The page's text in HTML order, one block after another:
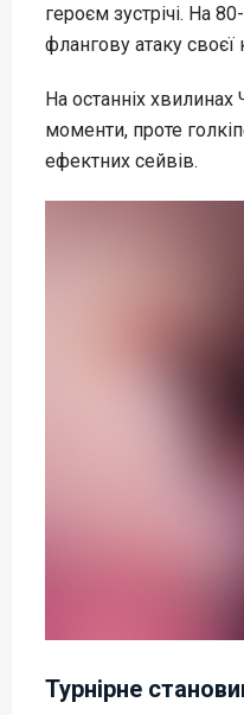
героєм зустрічі. На
флангову атаку
На останніх
моменти, проте
ефектних сейвів.
Турнірне